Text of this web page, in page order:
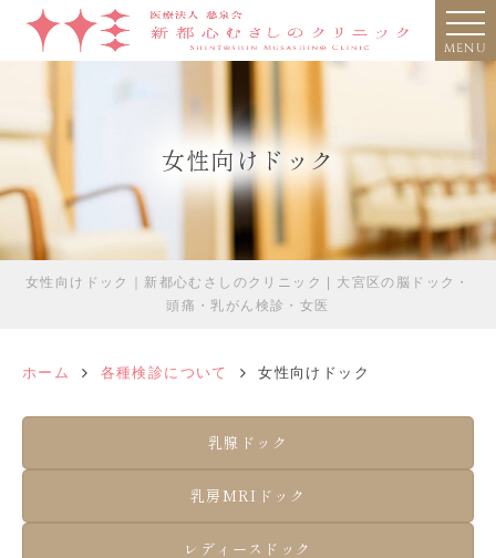
MENU
女性向けドック
女性向けドック｜新都心むさしのクリニック | 大宮区の脳ドック・
頭痛・乳がん検診・女医
ホーム 各種検診について 女性向けドック
乳腺ドック
乳房MRIドック
レディースドック